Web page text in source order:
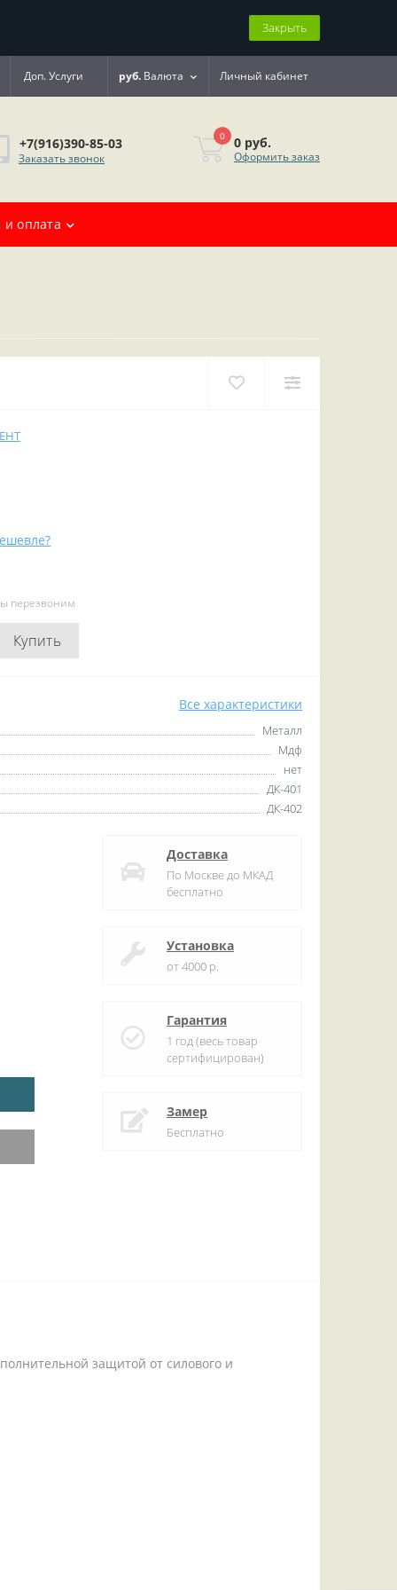
Закрыть
Доп. Услуги руб. Валюта Личный кабинет
+7(916)390-85-03
Заказать звонок
0 0 руб.
Оформить заказ
и оплата
перезвоним
Купить
Все характеристики
Металл
Мдф
нет
ДК-401
ДК-402
Доставка
По Москве до МКАД
бесплатно
Установка
от 4000 р.
Гарантия
1 год (весь товар
сертифицирован)
Замер
Бесплатно
защитой от силового и